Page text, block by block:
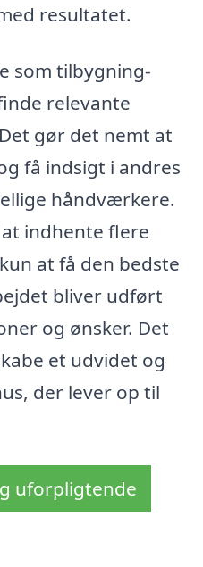
resultatet.
som tilbygning-
relevante
gør det nemt at
få indsigt i andres
håndværkere.
indhente flere
at få den bedste
bliver udført
og ønsker. Det
et udvidet og
der lever op til
uforpligtende